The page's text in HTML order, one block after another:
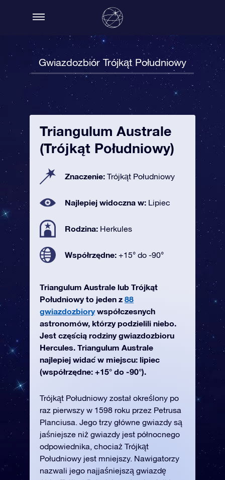
Gwiazdozbiór Trójkąt Południowy
Triangulum Australe
(Trójkąt Południowy)
Znaczenie: Trójkąt Południowy
Najlepiej widoczna w: Lipiec
Rodzina: Herkules
Współrzędne: +15° do -90°
Triangulum Australe lub Trójkąt
Południowy to jeden z 88
gwiazdozbiorywspółczesnych
astronomów, którzy podzielili niebo.
Jest częścią rodziny gwiazdozbioru
Hercules. Triangulum Australe
najlepiej widać w miejscu: lipiec
(współrzędne: +15° do -90°).
Trójkąt Południowy został określony po
raz pierwszy w 1598 roku przez Petrusa
Planciusa. Jego trzy główne gwiazdy są
jaśniejsze niż gwiazdy jest północnego
odpowiednika, chociaż Trójkąt
Południowy jest mniejszy. Nawigatorzy
nazwali jego najjaśniejszą gwiazdę